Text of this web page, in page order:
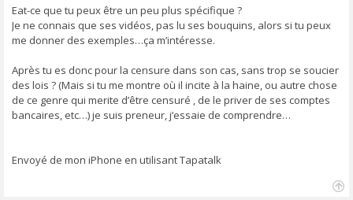
s
a
g
e
Eat-ce que tu peux être un peu plus spécifique ?
Je ne connais que ses vidéos, pas lu ses bouquins, alors si tu peux
me donner des exemples…ça m’intéresse.
Après tu es donc pour la censure dans son cas, sans trop se soucier
des lois ? (Mais si tu me montre où il incite à la haine, ou autre chose
de ce genre qui merite d’être censuré , de le priver de ses comptes
bancaires, etc…) je suis preneur, j’essaie de comprendre…
Envoyé de mon iPhone en utilisant Tapatalk